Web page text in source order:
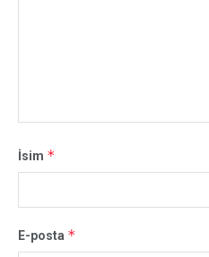
İsim *
E-posta *